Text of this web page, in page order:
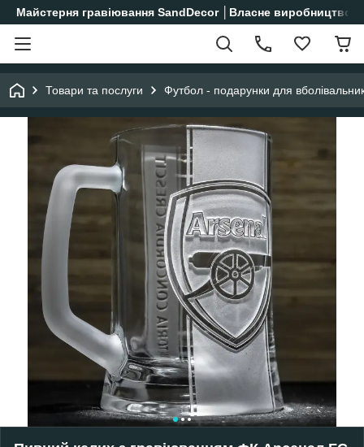
Майстерня гравіювання SandDecor │Власне виробництво│
Товари та послуги Футбол - подарунки для